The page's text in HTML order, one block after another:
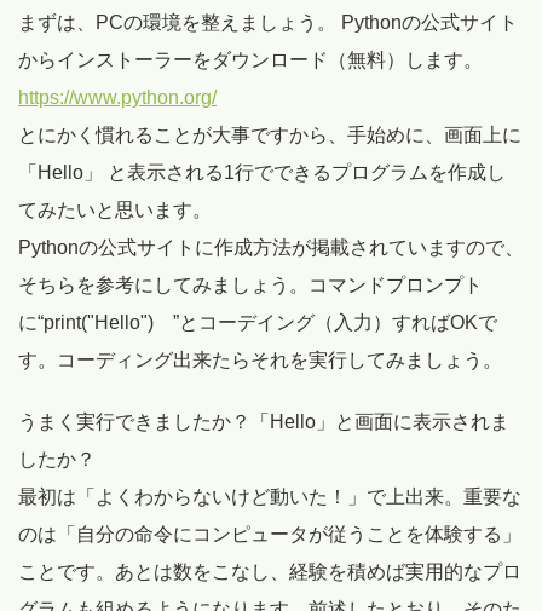
まずは、PCの環境を整えましょう。 Pythonの公式サイト
からインストーラーをダウンロード（無料）します。
https://www.python.org/
とにかく慣れることが大事ですから、手始めに、画面上に
「Hello」 と表示される1行でできるプログラムを作成し
てみたいと思います。
Pythonの公式サイトに作成方法が掲載されていますので、
そちらを参考にしてみましょう。コマンドプロンプト
に“print("Hello") ”とコーデイング（入力）すればOKで
す。コーディング出来たらそれを実行してみましょう。
うまく実行できましたか？「Hello」と画面に表示されま
したか？
最初は「よくわからないけど動いた！」で上出来。重要な
のは「自分の命令にコンピュータが従うことを体験する」
ことです。あとは数をこなし、経験を積めば実用的なプロ